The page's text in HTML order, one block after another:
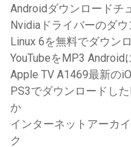
Androidダウンロードチ
Nvidiaドライバーのダ
Linux 6を無料でダウン
YouTubeをMP3 Android
Apple TV A1469最新の
PS3でダウンロードし
か
インターネットアーカ
ク